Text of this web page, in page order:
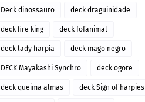
Deck dinossauro deck draguinidade
deck fire king deck fofanimal
deck lady harpia deck mago negro
DECK Mayakashi Synchro deck ogore
deck queima almas deck Sign of harpies